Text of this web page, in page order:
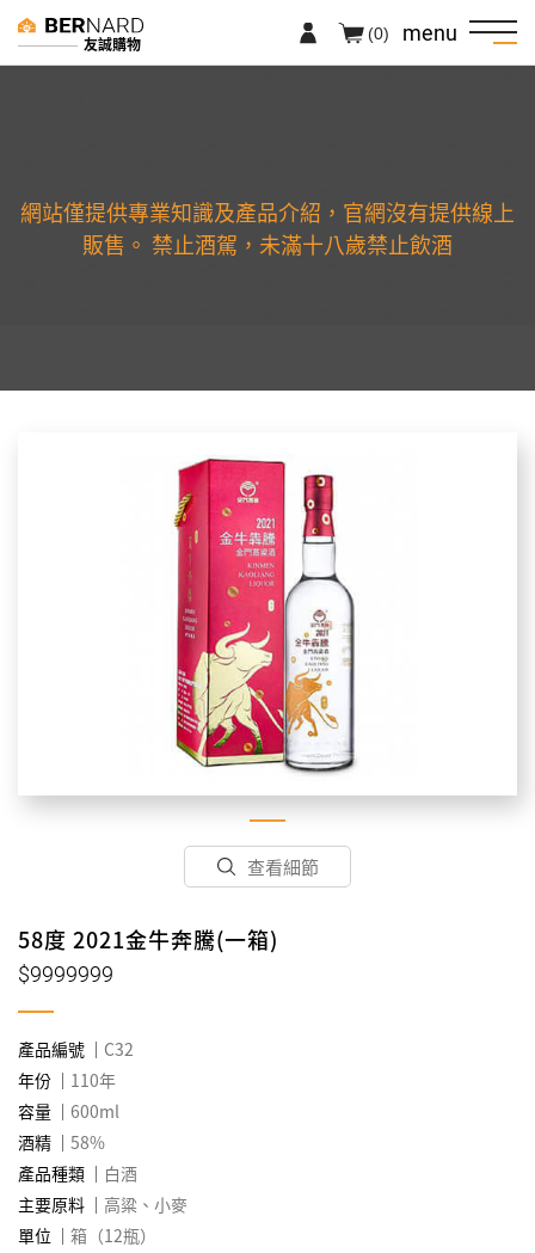
友誠購物 menu
(0)
網站僅提供專業知識及產品介紹，官網沒有提供線上
販售。 禁止酒駕，未滿十八歲禁止飲酒
查看細節
58度 2021金牛奔騰(一箱)
$9999999
產品編號
C32
年份
110年
容量
600ml
酒精
58%
產品種類
白酒
主要原料
高粱、小麥
單位
箱（12瓶）